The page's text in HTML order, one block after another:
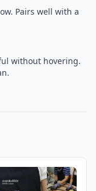
Pairs well with a
without hovering.